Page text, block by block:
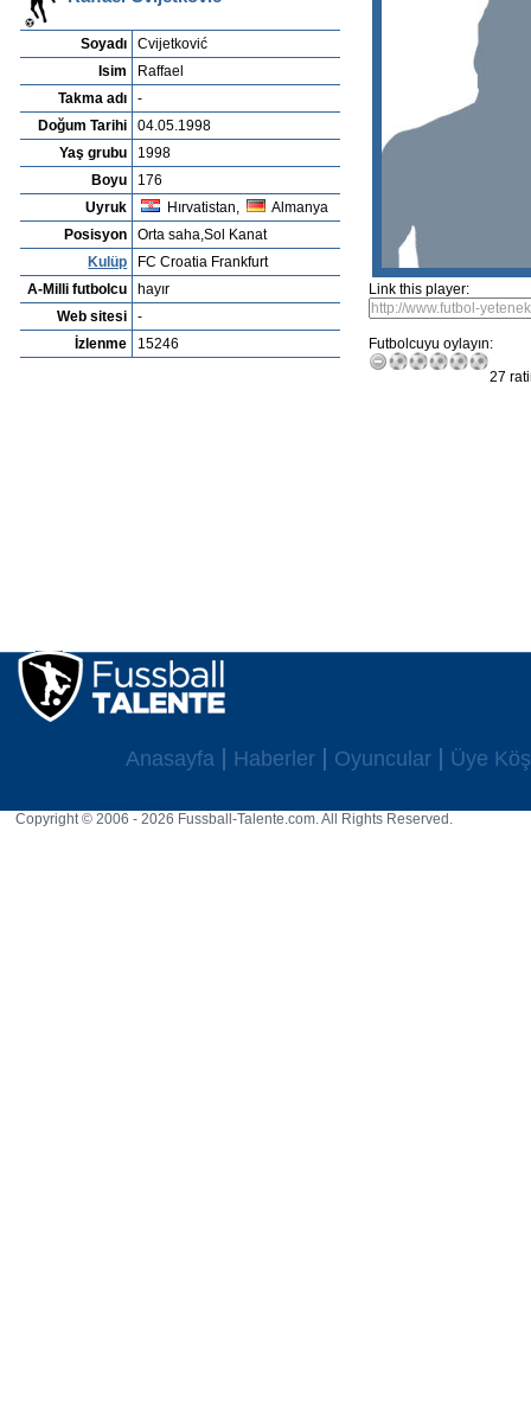
Soyadı
Cvijetković
Isim
Raffael
Takma adı
-
Doğum Tarihi
04.05.1998
Yaş grubu
1998
Boyu
176
Uyruk
Hırvatistan,
Almanya
Posisyon
Orta saha,Sol Kanat
Kulüp
FC Croatia Frankfurt
A-Milli futbolcu
hayır
Web sitesi
-
İzlenme
15246
Link this player:
Futbolcuyu oylayın:
27
Anasayfa Haberler Oyuncular Üye
Copyright © 2006 - 2026 Fussball-Talente.com. All Rights Reserved.